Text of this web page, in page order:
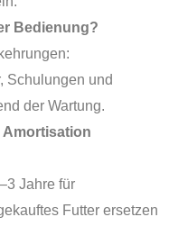
Bedienung?
Schulungen und
der Wartung.
Amortisation
Jahre für
Futter ersetzen